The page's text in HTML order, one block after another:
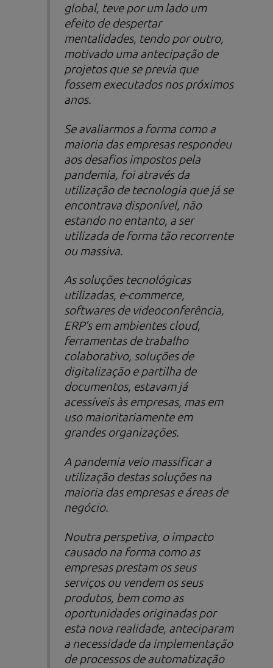
global, teve por um lado um
efeito de despertar
mentalidades, tendo por outro,
motivado uma antecipação de
projetos que se previa que
fossem executados nos próximos
anos.
Se avaliarmos a forma como a
maioria das empresas respondeu
aos desafios impostos pela
pandemia, foi através da
utilização de tecnologia que já se
encontrava disponível, não
estando no entanto, a ser
utilizada de forma tão recorrente
ou massiva.
As soluções tecnológicas
utilizadas, e-commerce,
softwaresde videoconferência,
ERP’s em ambientes cloud,
ferramentas de trabalho
colaborativo, soluções de
digitalização e partilha de
documentos, estavam já
acessíveis às empresas, mas em
uso maioritariamente em
grandes organizações.
A pandemia veio massificar a
utilização destas soluções na
maioria das empresas e áreas de
negócio.
Noutra perspetiva, o impacto
causado na forma como as
empresas prestam os seus
serviços ou vendem os seus
produtos, bem como as
oportunidades originadas por
esta nova realidade, anteciparam
a necessidade da implementação
de processos de automatização